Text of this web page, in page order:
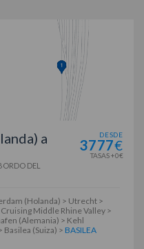
a
DEL
DESDE
3777€
TASAS +0€
(Holanda) > Utrecht >
Middle Rhine Valley >
(Alemania) > Kehl
(Suiza) > BASILEA